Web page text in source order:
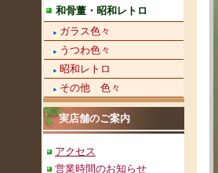
和骨董・昭和レトロ
ガラス色々
うつわ色々
昭和レトロ
その他 色々
実店舗のご案内
アクセス
営業時間のお知らせ